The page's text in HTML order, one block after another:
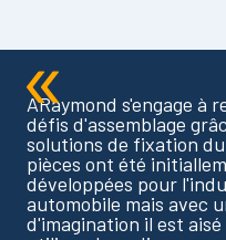
ARaymond s'engage à
défis d'assemblage
solutions de fixation
pièces ont été
développées pour
automobile mais avec
d'imagination il est aisé